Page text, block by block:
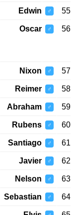
55
♂
Edwin
56
♂
Oscar
57
♂
Nixon
58
♂
Reimer
59
♂
Abraham
60
♂
Rubens
61
♂
Santiago
62
♂
Javier
63
♂
Nelson
64
♂
Sebastian